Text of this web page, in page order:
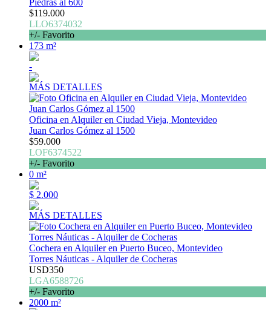
Piedras al 600
$119.000
LLO6374032
+/- Favorito
173 m²
-
MÁS DETALLES
Oficina en Alquiler en Ciudad Vieja, Montevideo
Juan Carlos Gómez al 1500
$59.000
LOF6374522
+/- Favorito
0 m²
$ 2.000
MÁS DETALLES
Cochera en Alquiler en Puerto Buceo, Montevideo
Torres Náuticas - Alquiler de Cocheras
USD350
LGA6588726
+/- Favorito
2000 m²